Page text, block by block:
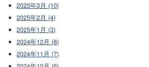
2025年3月 (10)
2025年2月 (4)
2025年1月 (3)
2024年12月 (8)
2024年11月 (7)